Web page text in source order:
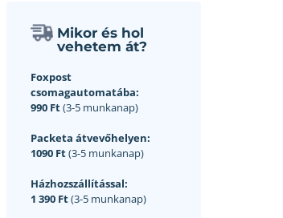
Mikor és hol
vehetem át?
Foxpost
csomagautomatába:
990 Ft(3-5 munkanap)
Packeta átvevőhelyen:
1090 Ft(3-5 munkanap)
Házhozszállítással:
1 390 Ft(3-5 munkanap)